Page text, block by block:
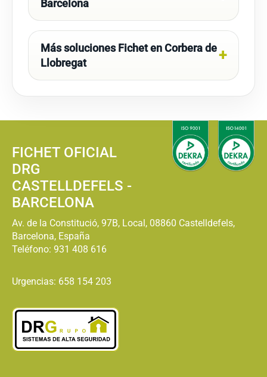
Barcelona
Más soluciones Fichet en Corbera de
Llobregat
FICHET OFICIAL
DRG
CASTELLDEFELS -
BARCELONA
Av. de la Constitució, 97B, Local, 08860 Castelldefels,
Barcelona, España
Teléfono: 931 408 616
Urgencias: 658 154 203